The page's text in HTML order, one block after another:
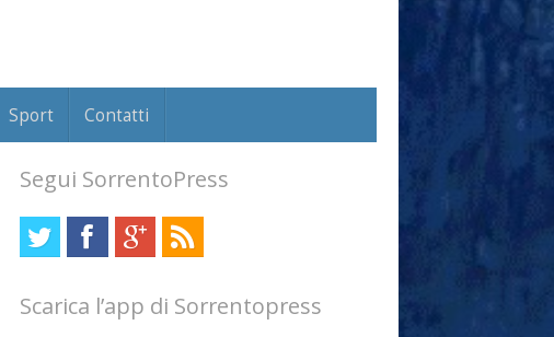
Sport Contatti
Segui SorrentoPress
Scarica l’app di Sorrentopress